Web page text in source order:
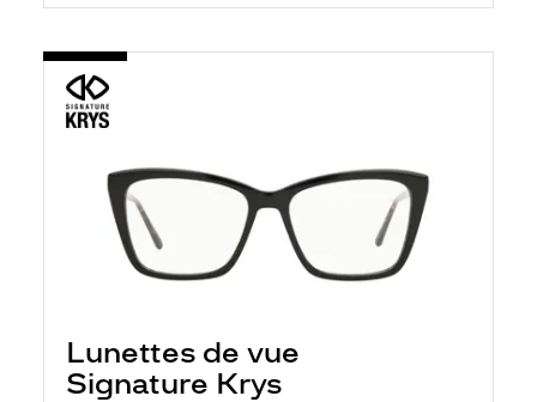
Lunettes de vue
Signature Krys